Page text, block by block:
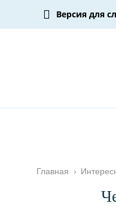
Версия для
Главная ›